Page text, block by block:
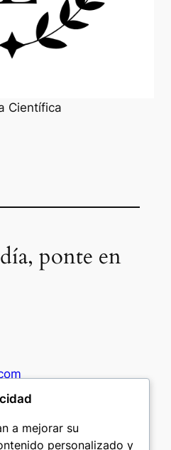
Científica
ponte en
a mejorar su
personalizado y